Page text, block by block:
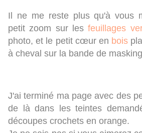
Il ne me reste plus qu'à vous
petit zoom sur lesfeuillages
photo, et le petit cœur en bois
à cheval sur la bande de
J'ai terminé ma page avec des
de là dans les teintes
découpes crochets en orange.